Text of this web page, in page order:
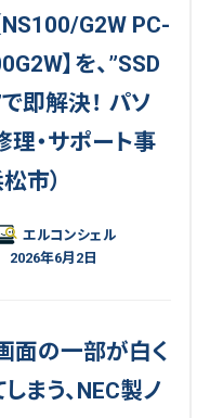
NS100/G2W PC-
】を、”SSD
即解決！ パソ
理・サポート事
市）
エルコンシェル
2026年6月2日
面の一部が白く
しまう、NEC製ノ